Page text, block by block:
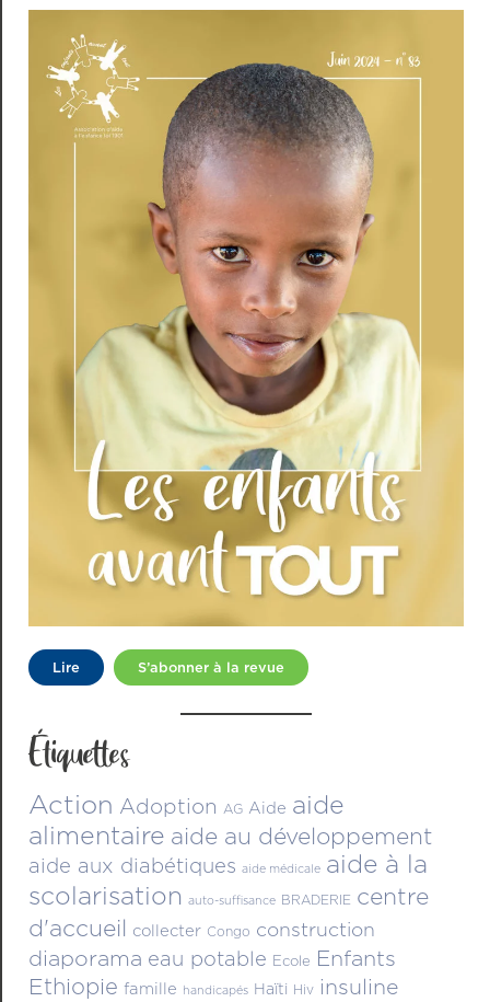
Lire S’abonner à la revue
Étiquettes
Action Adoption AG Aide aide
alimentaire aide au développement
aide aux diabétiques aide médicale aide à la
scolarisation auto-suffisance BRADERIE centre
d'accueil collecter Congo construction
diaporama eau potable Ecole Enfants
Ethiopie famille handicapés Haïti Hiv insuline